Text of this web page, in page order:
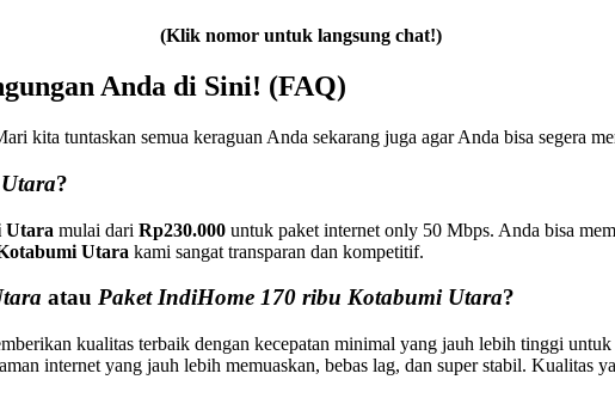
(Klik nomor untuk langsung chat!)
Anda di Sini! (FAQ)
kita tuntaskan semua keraguan Anda sekarang juga agar Anda bisa segera
?
Utara mulai dari Rp230.000 untuk paket internet only 50 Mbps. Anda bisa
Utara kami sangat transparan dan kompetitif.
atau Paket IndiHome 170 ribu Kotabumi Utara?
kualitas terbaik dengan kecepatan minimal yang jauh lebih tinggi
internet yang jauh lebih memuaskan, bebas lag, dan super stabil. Kualitas